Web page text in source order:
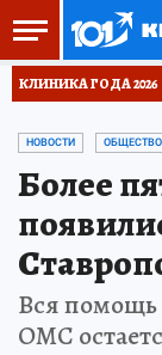
КЛИНИКА ГОДА 2026
НОВОСТИ ОБЩЕСТВО
Более
Вся
ОМС